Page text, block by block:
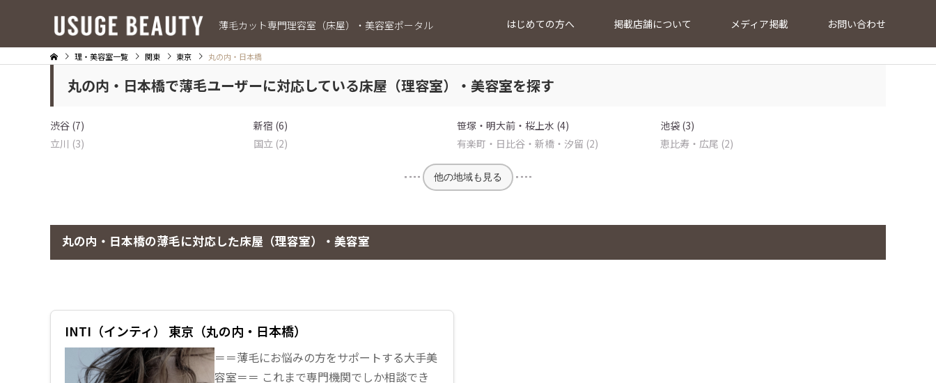
薄毛カット専門理容室（床屋）・美容室ポータル はじめての方へ 掲載店舗について メディア掲載 お問い合わせ
理・美容室一覧 関東 東京 丸の内・日本橋
丸の内・日本橋で薄毛ユーザーに対応している床屋（理容室）・美容室を探す
渋谷 (7) 新宿 (6) 笹塚・明大前・桜上水 (4)
池袋 (3)
立川 (3)
国立 (2) 有楽町・日比谷・新橋・汐留 (2) 恵比寿・広尾 (2)
他の地域も見る
丸の内・日本橋の薄毛に対応した床屋（理容室）・美容室
INTI（インティ） 東京（丸の内・日本橋）
＝＝薄毛にお悩みの方をサポートする大手美
容室＝＝ これまで専門機関でしか相談でき